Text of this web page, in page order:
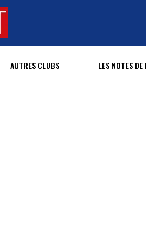
AUTRES CLUBS LES NOTES DE